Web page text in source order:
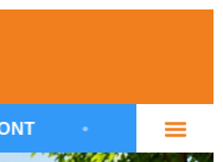
PLOMBIER